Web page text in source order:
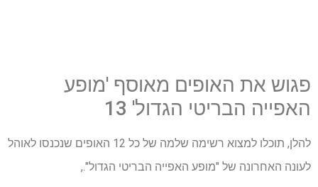
פגוש את האופים מאוסף 'מופע
האפייה הבריטי הגדול' 13
להלן, תוכלו למצוא רשימה שלמה של כל 12 האופים שנכנסו לאוהל
לעונה האחרונה של "מופע האפייה הבריטי הגדול".,